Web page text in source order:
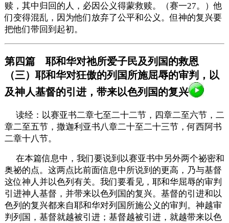
赎，其中归回的人，必因公义得蒙救赎。（赛一27。）他
们变得混乱，因为他们放弃了公平和公义。但神的复兴要
把他们带回到起初。
第四篇 耶和华对祂所爱子民及列国的救恩
（三）耶和华对狂傲的列国所施屈辱的审判，以
及神人基督的引进，带来以色列国的复兴
读经：以赛亚书二章七至二十二节，四章二至六节，二
章二至五节，撒迦利亚书八章二十至二十三节，何西阿书
二章十八节。
在本篇信息中，我们要说到以赛亚书中另外两个祕密和
奥祕的点。这两点比前面信息中所说到的更高，乃与基督
这位神人并以色列有关。我们要看见，耶和华屈辱的审判
引进神人基督，并带来以色列国的复兴。基督的引进和以
色列的复兴都来自耶和华对列国所施公义的审判。神越审
判列国，基督就越被引进；基督越被引进，就越带来以色